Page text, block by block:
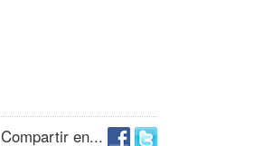
Compartir en...